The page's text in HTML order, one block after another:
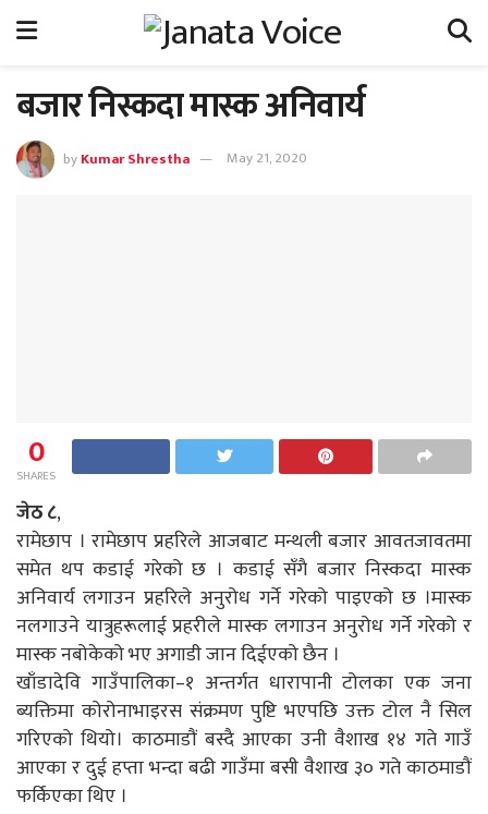
बजार निस्कदा मास्क अनिवार्य
byKumar Shrestha May 21, 2020
0
SHARES
जेठ८,
रामेछाप । रामेछाप प्रहरिले आजबाट मन्थली बजार आवतजावतमा
समेत थप कडाई गरेको छ । कडाई सँगै बजार निस्कदा मास्क
अनिवार्य लगाउन प्रहरिले अनुरोध गर्ने गरेको पाइएको छ ।मास्क
नलगाउने यात्रुहरूलाई प्रहरीले मास्क लगाउन अनुरोध गर्ने गरेको र
मास्क नबोकेको भए अगाडी जान दिईएको छैन ।
खाँडादेवि गाउँपालिका–१ अन्तर्गत धारापानी टोलका एक जना
ब्यक्तिमा कोरोनाभाइरस संक्रमण पुष्टि भएपछि उक्त टोल नै सिल
गरिएको थियो। काठमाडौं बस्दै आएका उनी वैशाख १४ गते गाउँ
आएका र दुई हप्ता भन्दा बढी गाउँमा बसी वैशाख ३० गते काठमाडौं
फर्किएका थिए ।